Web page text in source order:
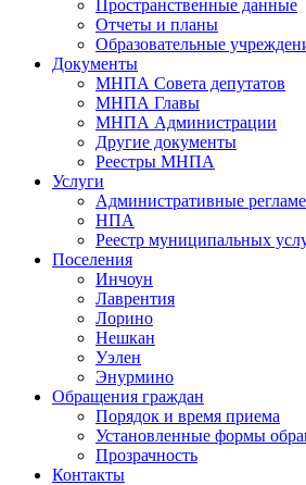
Пространственные данные
Отчеты и планы
Образовательные
Документы
МНПА Совета депутатов
МНПА Главы
МНПА Администрации
Другие документы
Реестры МНПА
Услуги
Административные
НПА
Реестр муниципальных
Поселения
Инчоун
Лаврентия
Лорино
Нешкан
Уэлен
Энурмино
Обращения граждан
Порядок и время приема
Установленные формы
Прозрачность
Контакты